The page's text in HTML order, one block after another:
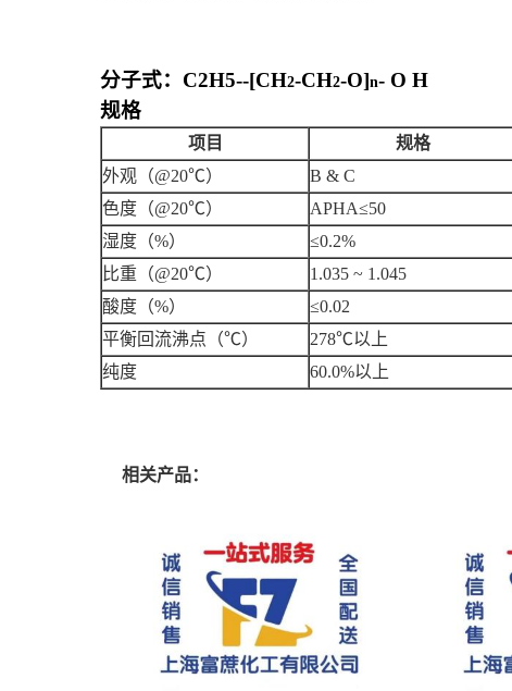
分子式： C2H5--[CH2-CH2-O]n- O H
规格
项目 规格
外观 （@20℃） B & C
色度 （@20℃） APHA≤50
湿度 （%） ≤0.2%
比重 （@20℃） 1.035 ~ 1.045
酸度 （%） ≤0.02
平衡回流沸点 （℃） 278℃以上
纯度
60.0%以上
相关产品：